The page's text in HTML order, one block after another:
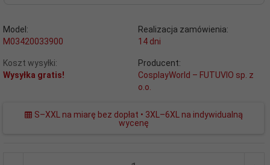
Model:
M03420033900
Realizacja zamówienia:
14 dni
Koszt wysyłki:
Wysyłka gratis!
Producent:
CosplayWorld – FUTUVIO sp. z
o.o.
S–XXL na miarę bez dopłat • 3XL–6XL na indywidualną
wycenę